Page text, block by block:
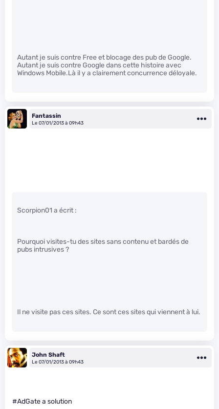
Autant je suis contre Free et blocage des pub de Google.
Autant je suis contre Google dans cette histoire avec
Windows Mobile.Là il y a clairement concurrence déloyale.
Fantassin
Le 07/01/2013 à 09h43
Scorpion01 a écrit :
Pourquoi visites-tu des sites sans contenu et bardés de
pubs intrusives ?
Il ne visite pas ces sites. Ce sont ces sites qui viennent à lui.
John Shaft
Le 07/01/2013 à 09h43
#AdGate a solution